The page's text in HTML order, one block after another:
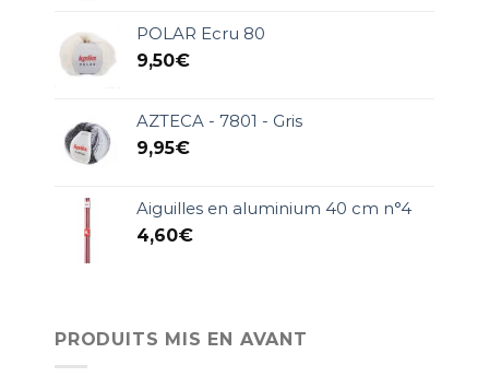
POLAR Ecru 80
9,50€
AZTECA - 7801 - Gris
9,95€
Aiguilles en aluminium 40 cm n°4
4,60€
PRODUITS MIS EN AVANT